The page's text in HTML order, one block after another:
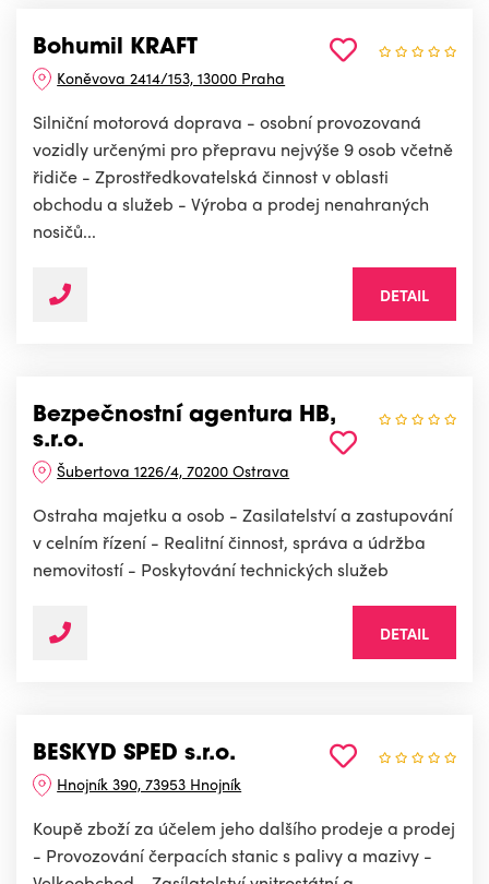
Bohumil KRAFT
Koněvova 2414/153, 13000 Praha
Silniční motorová doprava - osobní provozovaná
vozidly určenými pro přepravu nejvýše 9 osob včetně
řidiče - Zprostředkovatelská činnost v oblasti
obchodu a služeb - Výroba a prodej nenahraných
nosičů...
DETAIL
Bezpečnostní agentura HB,
s.r.o.
Šubertova 1226/4, 70200 Ostrava
Ostraha majetku a osob - Zasilatelství a zastupování
v celním řízení - Realitní činnost, správa a údržba
nemovitostí - Poskytování technických služeb
DETAIL
BESKYD SPED s.r.o.
Hnojník 390, 73953 Hnojník
Koupě zboží za účelem jeho dalšího prodeje a prodej
- Provozování čerpacích stanic s palivy a mazivy -